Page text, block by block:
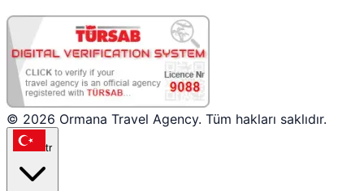
© 2026 Ormana Travel Agency. Tüm hakları saklıdır.
tr